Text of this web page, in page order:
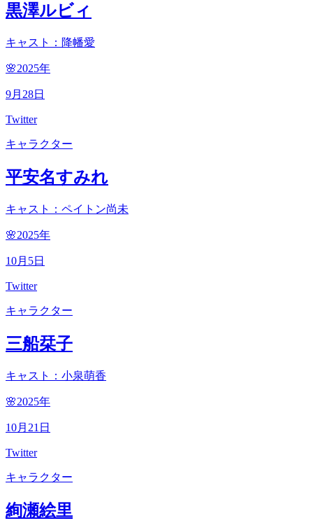
黒澤ルビィ
キャスト：降幡愛
🌸2025年
9月 28日
Twitter
キャラクター
平安名すみれ
キャスト：ペイトン尚未
🌸2025年
10月 5日
Twitter
キャラクター
三船栞子
キャスト：小泉萌香
🌸2025年
10月 21 日
Twitter
キャラクター
絢瀬絵里